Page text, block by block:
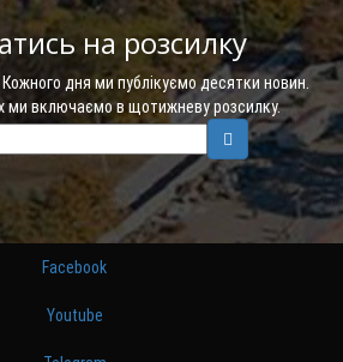
на розсилку
дня ми публікуємо десятки новин.
ми включаємо в щотижневу розсилку.
Facebook
Youtube